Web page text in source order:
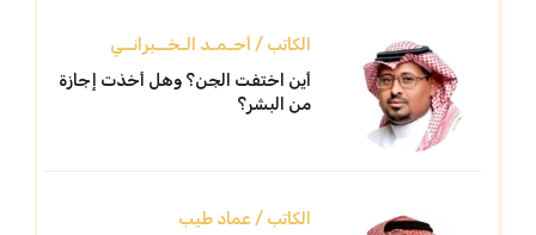
الكاتب / أحـمـد الـخــبرانــي
أين اختفت الجن؟ وهل أخذت إجازة
من البشر؟
الكاتب / عماد طيب